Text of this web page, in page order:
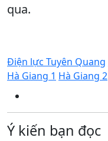
qua.
Điện lực Tuyên Quang
Hà Giang 1 Hà Giang 2
Ý kiến bạn đọc